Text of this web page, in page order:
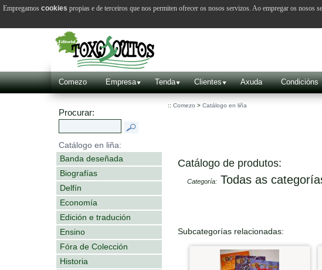
Comezo Empresa Tenda Clientes Axuda Condicións
Procurar:
Catálogo en liña:
Banda deseñada
Biografías
Delfín
Economía
Edición e tradución
Ensino
Fóra de Colección
Historia
:: Comezo > Catálogo en liña
Catálogo de produtos:
Categoría: Todas as
Subcategorías relacionadas:
Empregamos cookies propias e de terceiros que nos permiten ofrecer os nosos servizos. Ao empregar os nosos